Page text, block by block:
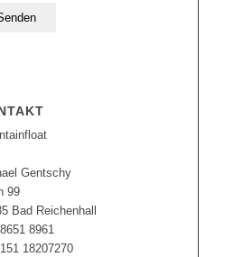
Gentschy
99
Bad Reichenhall
8961
18207270